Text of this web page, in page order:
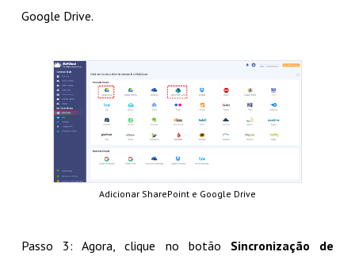
Google Drive.
Adicionar SharePoint e Google Drive
Passo 3: Agora, clique no botão Sincronização de